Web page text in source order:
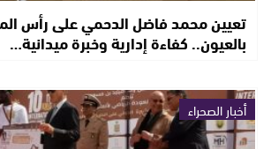
تعيين محمد فاضل الدحمي على رأس
بالعيون.. كفاءة إدارية وخبرة ميدانية…
أخبار الصحراء